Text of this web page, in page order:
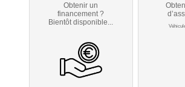
Obtenir un
financement ?
Bientôt disponible...